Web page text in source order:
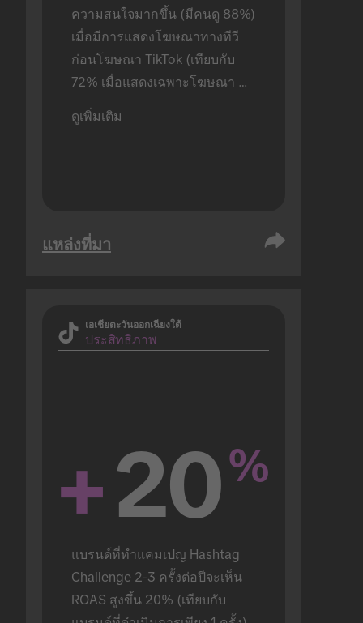
ความสนใจมากขึ้น (มีคนดู 88%)
เมื่อมีการแสดงโฆษณาทางทีวี
ก่อนโฆษณา TikTok (เทียบกับ
72% เมื่อแสดงเฉพาะโฆษณา
TikTok อย่างเดียว) ดำเนินการ
วิจัยกับผู้ใช้แบบเจอหน้ากัน
ดูเพิ่มเติม
แหล่งที่มา
เอเชียตะวันออกเฉียงใต้
ประสิทธิภาพ
+20%
แบรนด์ที่ทำแคมเปญ Hashtag
Challenge 2-3 ครั้งต่อปีจะเห็น
ROAS สูงขึ้น 20% (เทียบกับ